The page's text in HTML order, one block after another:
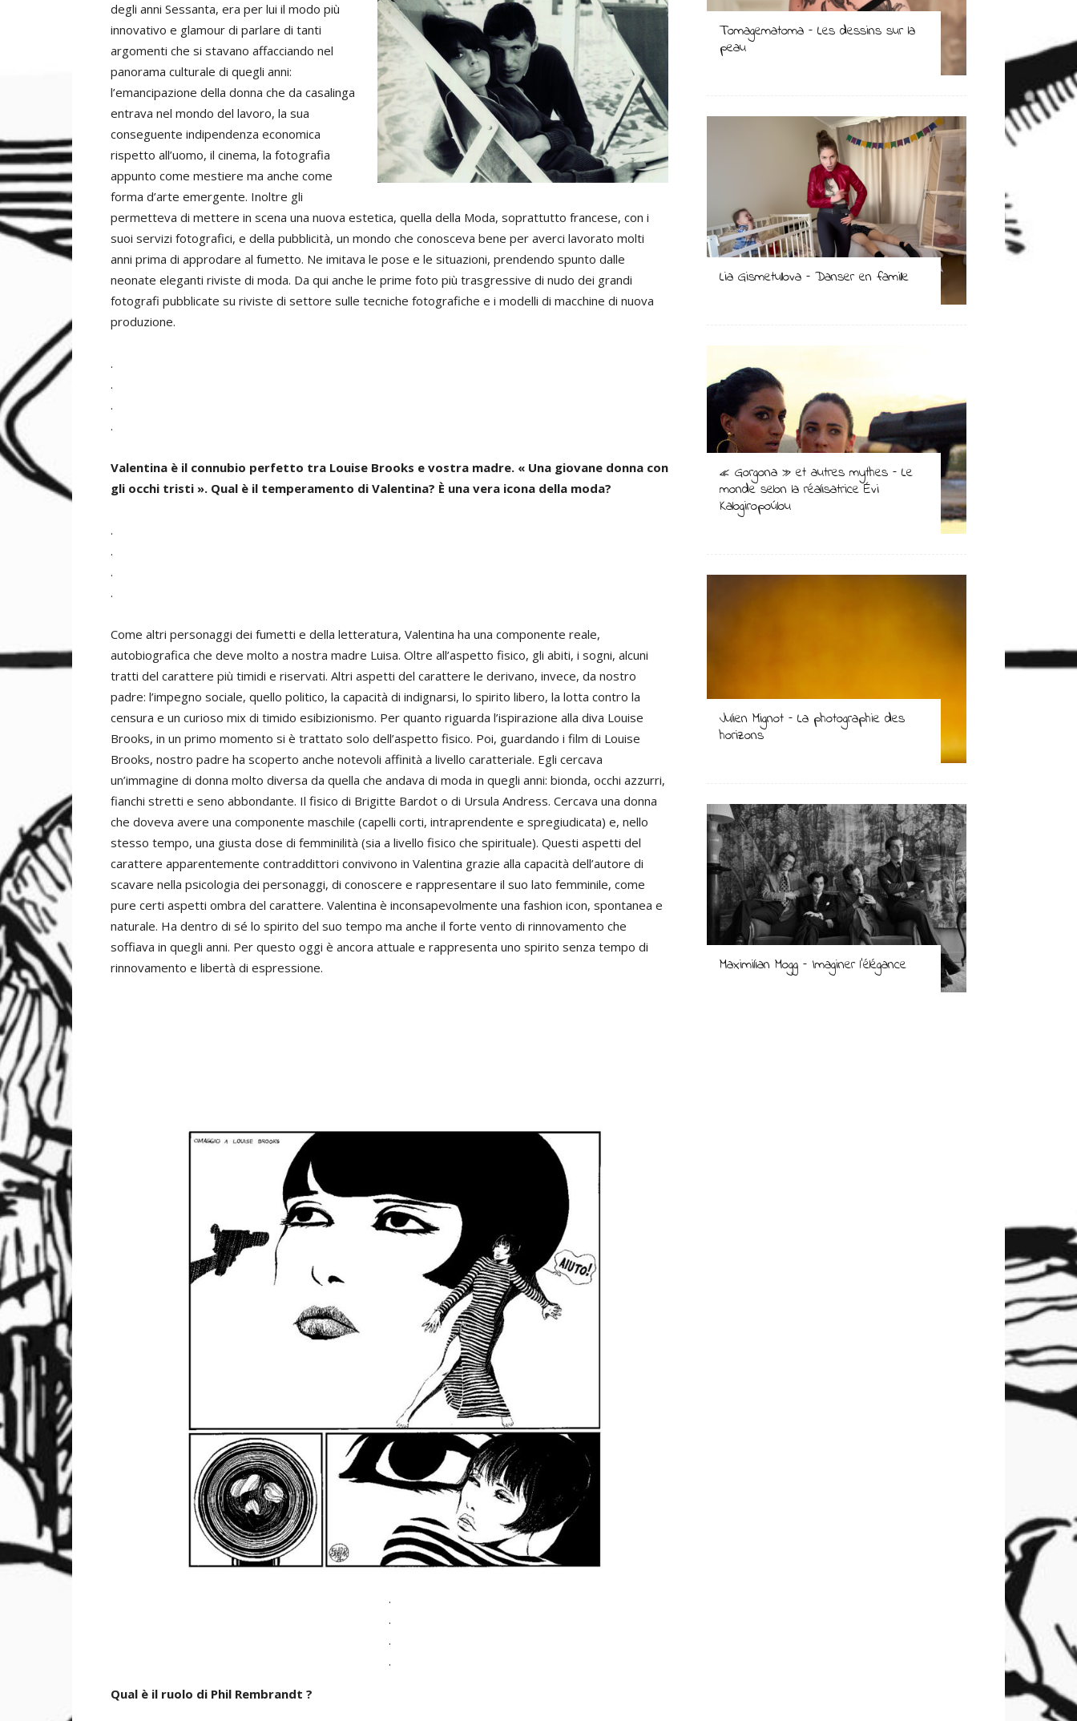
degli anni Sessanta, era per lui il modo più
innovativo e glamour di parlare di tanti
argomenti che si stavano affacciando nel
panorama culturale di quegli anni:
l’emancipazione della donna che da casalinga
entrava nel mondo del lavoro, la sua
conseguente indipendenza economica
rispetto all’uomo, il cinema, la fotografia
appunto come mestiere ma anche come
forma d’arte emergente. Inoltre gli
permetteva di mettere in scena una nuova estetica, quella della Moda, soprattutto francese, con i
suoi servizi fotografici, e della pubblicità, un mondo che conosceva bene per averci lavorato molti
anni prima di approdare al fumetto. Ne imitava le pose e le situazioni, prendendo spunto dalle
neonate eleganti riviste di moda. Da qui anche le prime foto più trasgressive di nudo dei grandi
fotografi pubblicate su riviste di settore sulle tecniche fotografiche e i modelli di macchine di nuova
produzione.
.
.
.
.
Valentina è il connubio perfetto tra Louise Brooks e vostra madre. « Una giovane donna con
gli occhi tristi ». Qual è il temperamento di Valentina? È una vera icona della moda?
.
.
.
.
Come altri personaggi dei fumetti e della letteratura, Valentina ha una componente reale,
autobiografica che deve molto a nostra madre Luisa. Oltre all’aspetto fisico, gli abiti, i sogni, alcuni
tratti del carattere più timidi e riservati. Altri aspetti del carattere le derivano, invece, da nostro
padre: l’impegno sociale, quello politico, la capacità di indignarsi, lo spirito libero, la lotta contro la
censura e un curioso mix di timido esibizionismo. Per quanto riguarda l’ispirazione alla diva Louise
Brooks, in un primo momento si è trattato solo dell’aspetto fisico. Poi, guardando i film di Louise
Brooks, nostro padre ha scoperto anche notevoli affinità a livello caratteriale. Egli cercava
un’immagine di donna molto diversa da quella che andava di moda in quegli anni: bionda, occhi azzurri,
fianchi stretti e seno abbondante. Il fisico di Brigitte Bardot o di Ursula Andress. Cercava una donna
che doveva avere una componente maschile (capelli corti, intraprendente e spregiudicata) e, nello
stesso tempo, una giusta dose di femminilità (sia a livello fisico che spirituale). Questi aspetti del
carattere apparentemente contraddittori convivono in Valentina grazie alla capacità dell’autore di
scavare nella psicologia dei personaggi, di conoscere e rappresentare il suo lato femminile, come
pure certi aspetti ombra del carattere. Valentina è inconsapevolmente una fashion icon, spontanea e
naturale. Ha dentro di sé lo spirito del suo tempo ma anche il forte vento di rinnovamento che
soffiava in quegli anni. Per questo oggi è ancora attuale e rappresenta uno spirito senza tempo di
rinnovamento e libertà di espressione.
.
.
.
.
Qual è il ruolo di Phil Rembrandt ?
Tomagematoma – Les dessins sur la
peau
Lia Gismetullova – Danser en famille
« Gorgona » et autres mythes – Le
monde selon la réalisatrice Évi
Kalogiropoúlou
Julien Mignot – La photographie des
horizons
Maximilian Mogg – Imaginer l’élégance